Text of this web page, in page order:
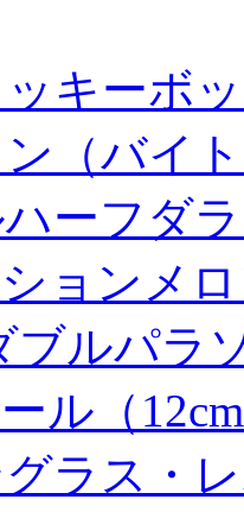
キーボ
（バイ
ーフダ
ョンメ
ブルパラ
ル（
グラス・